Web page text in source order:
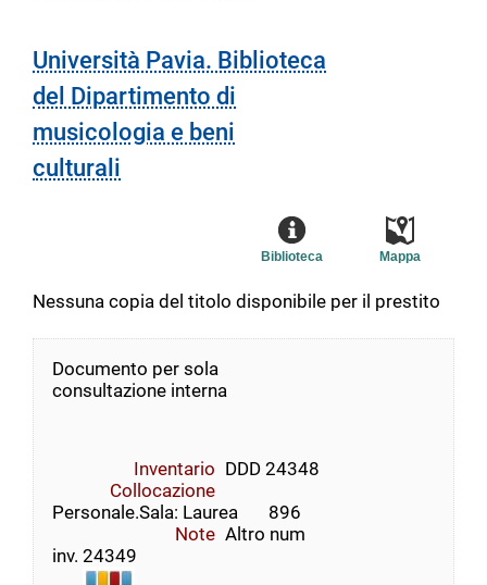
Università Pavia. Biblioteca
del Dipartimento di
musicologia e beni
culturali
Mappa
Biblioteca
Nessuna copia del titolo disponibile per il prestito
Documento per sola
consultazione interna
Inventario DDD 24348
Collocazione
Personale.Sala: Laurea       896
Note Altro num
inv. 24349